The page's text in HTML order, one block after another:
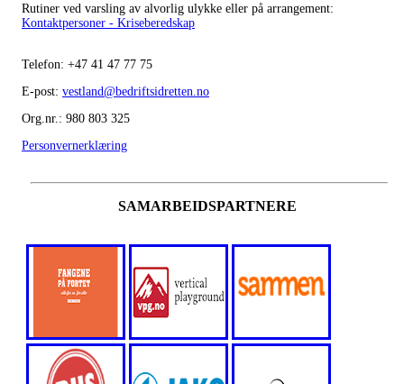
Rutiner ved varsling av alvorlig ulykke eller på arrangement:
Kontaktpersoner - Kriseberedskap
Telefon: +47 41 47 77 75
E-post: vestland@bedriftsidretten.no
Org.nr.: 980 803 325
Personvernerklæring
SAMARBEIDSPARTNERE